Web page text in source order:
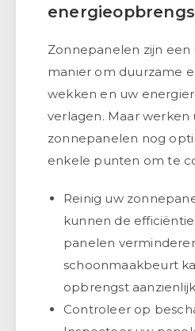
Zonnepanelen zijn een
manier om duurzame
wekken en uw
verlagen. Maar werken
zonnepanelen nog
enkele punten om te
Reinig uw
kunnen de
panelen
schoonmaakbeurt
opbrengst
Controleer op